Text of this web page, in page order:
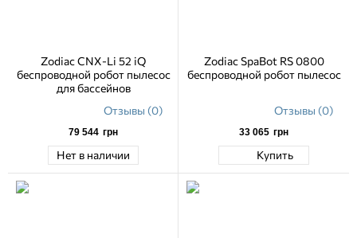
Zodiac CNX-Li 52 iQ
беспроводной робот пылесос
для бассейнов
Отзывы (0)
79 544 грн
Нет в наличии
Zodiac SpaBot RS 0800
беспроводной робот пылесос
Отзывы (0)
33 065 грн
Купить